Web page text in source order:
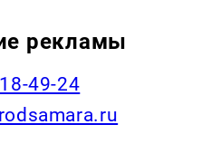
рекламы
49-24